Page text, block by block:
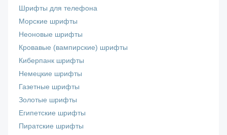
Шрифты для телефона
Морские шрифты
Неоновые шрифты
Кровавые (вампирские) шрифты
Киберпанк шрифты
Немецкие шрифты
Газетные шрифты
Золотые шрифты
Египетские шрифты
Пиратские шрифты